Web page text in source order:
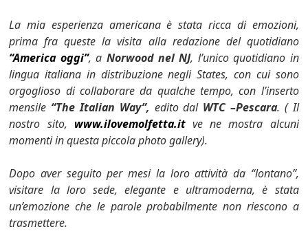
La mia esperienza americana è stata ricca di emozioni,
prima fra queste la visita alla redazione del quotidiano
“America oggi”, a Norwood nel NJ, l’unico quotidiano in
lingua italiana in distribuzione negli States, con cui sono
orgoglioso di collaborare da qualche tempo, con l’inserto
mensile “The Italian Way”, edito dal WTC –Pescara. (Il
nostro sito, www.ilovemolfetta.itve ne mostra alcuni
momenti in questa piccola photo gallery).
Dopo aver seguito per mesi la loro attività da “lontano”,
visitare la loro sede, elegante e ultramoderna, è stata
un’emozione che le parole probabilmente non riescono a
trasmettere.